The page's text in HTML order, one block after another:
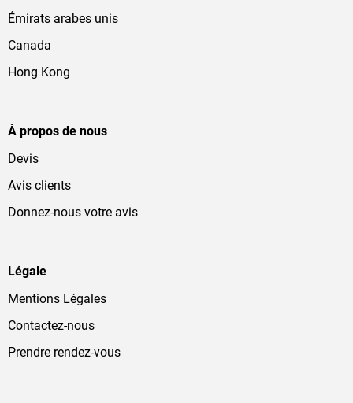
Émirats arabes unis
Canada
Hong Kong
À propos de nous
Devis
Avis clients
Donnez-nous votre avis
Légale
Mentions Légales
Contactez-nous
Prendre rendez-vous